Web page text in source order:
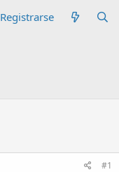
Registrarse
#1